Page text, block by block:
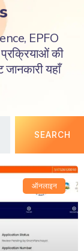
EPFO
की
यहाँ
SEARCH
ऑनलाइन